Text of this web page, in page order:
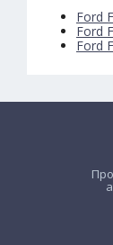
Ford
Ford
Ford